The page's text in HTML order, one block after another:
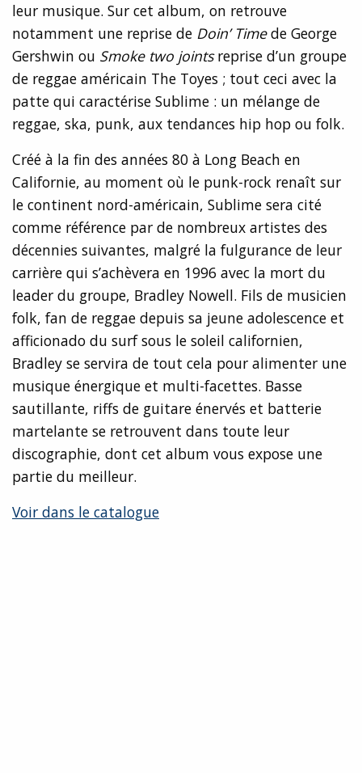
leur musique. Sur cet album, on retrouve
notamment une reprise de Doin’ Timede George
Gershwin ou Smoke two jointsreprise d’un groupe
de reggae américain The Toyes ; tout ceci avec la
patte qui caractérise Sublime : un mélange de
reggae, ska, punk, aux tendances hip hop ou folk.
Créé à la fin des années 80 à Long Beach en
Californie, au moment où le punk-rock renaît sur
le continent nord-américain, Sublime sera cité
comme référence par de nombreux artistes des
décennies suivantes, malgré la fulgurance de leur
carrière qui s’achèvera en 1996 avec la mort du
leader du groupe, Bradley Nowell. Fils de musicien
folk, fan de reggae depuis sa jeune adolescence et
afficionado du surf sous le soleil californien,
Bradley se servira de tout cela pour alimenter une
musique énergique et multi-facettes. Basse
sautillante, riffs de guitare énervés et batterie
martelante se retrouvent dans toute leur
discographie, dont cet album vous expose une
partie du meilleur.
Voir dans le catalogue